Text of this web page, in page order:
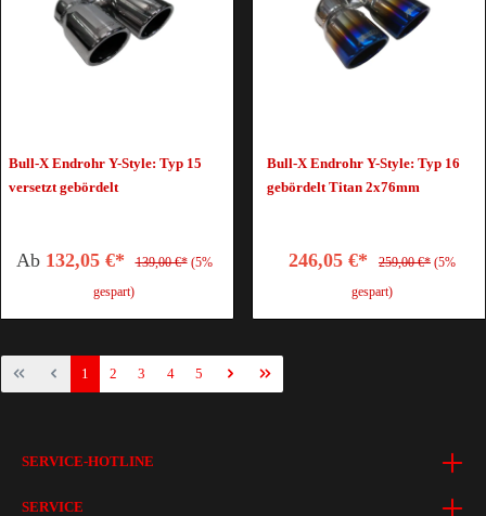
Bull-X Endrohr Y-Style: Typ 15
versetzt gebördelt
Ab 132,05 €* 139,00 €* (5%
gespart)
Bull-X Endrohr Y-Style: Typ 16
gebördelt Titan 2x76mm
246,05 €* 259,00 €* (5%
gespart)
1 2 3 4 5
SERVICE-HOTLINE
SERVICE